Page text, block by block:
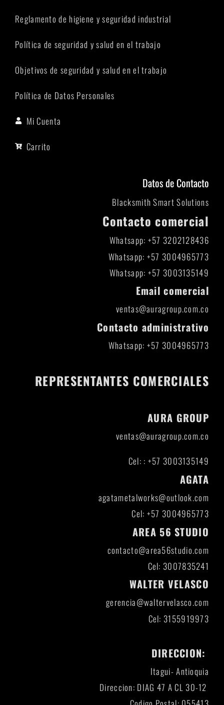
Reglamento de higiene y seguridad industrial
Política de seguridad y salud en el trabajo
Objetivos de seguridad y salud en el trabajo
Política de Datos Personales
Mi Cuenta
Carrito
Datos de Contacto
Blacksmith Smart Solutions
Contacto comercial
Whatsapp: +57 3202128436
Whatsapp: +57 3004965773
Whatsapp: +57 3003135149
Email comercial
ventas@auragroup.com.co
Contacto administrativo
Whatsapp: +57 3004965773
REPRESENTANTES COMERCIALES
AURA GROUP
ventas@auragroup.com.co
Cel: : +57 3003135149
AGATA
agatametalworks@outlook.com
Cel: +57 3004965773
AREA 56 STUDIO
contacto@area56studio.com
Cel: 3007835241
WALTER VELASCO
gerencia@waltervelasco.com
Cel: 3155919973
DIRECCION:
Itagui- Antioquia
Direccion: DIAG 47 A CL 30-12